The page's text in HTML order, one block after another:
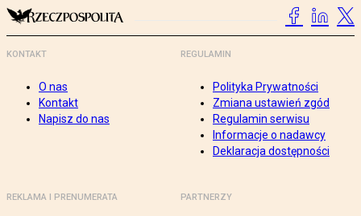
KONTAKT
O nas
Kontakt
Napisz do nas
REGULAMIN
Polityka Prywatności
Zmiana ustawień zgód
Regulamin serwisu
Informacje o nadawcy
Deklaracja dostępności
REKLAMA I PRENUMERATA PARTNERZY